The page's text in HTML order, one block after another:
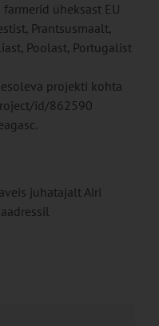
üheksast EU
Prantsusmaalt,
Poolast, Portugalist
projekti kohta
id/862590
juhatajalt Airi